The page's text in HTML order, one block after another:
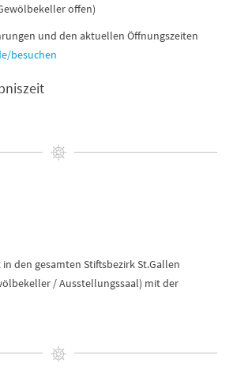
offen)
und den aktuellen Öffnungszeiten
besuchen
den gesamten Stiftsbezirk St.Gallen
/ Ausstellungssaal) mit der